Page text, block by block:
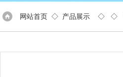
网站首页 ◇ 产品展示 ◇ ◇